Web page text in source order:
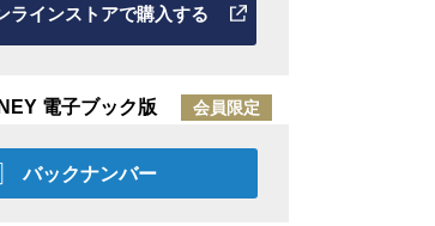
ラインストアで購入する
電子ブック版 会員限定
バックナンバー